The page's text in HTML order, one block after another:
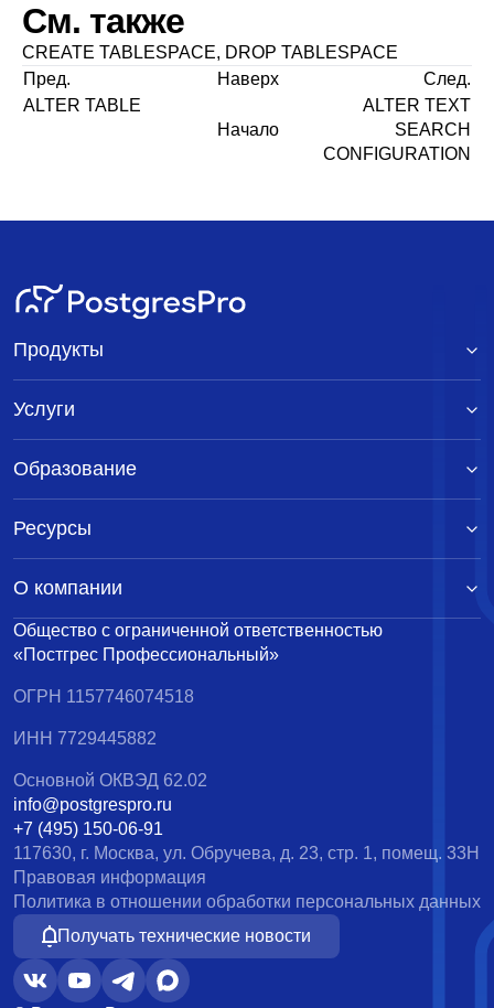
См. также
CREATE TABLESPACE, DROP TABLESPACE
Пред.
Наверх
След.
ALTER TABLE
Начало
ALTER TEXT
SEARCH
CONFIGURATION
Общество с ограниченной ответственностью
«Постгрес Профессиональный»
ОГРН 1157746074518
ИНН 7729445882
Основной ОКВЭД 62.02
info@postgrespro.ru
+7 (495) 150-06-91
117630, г. Москва, ул. Обручева, д. 23, стр. 1, помещ. 33Н
Правовая информация
Политика в отношении обработки персональных данных
Получать технические новости
Продукты
Услуги
Образование
Ресурсы
О компании